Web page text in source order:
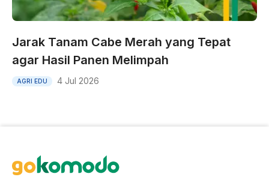
Jarak Tanam Cabe Merah yang Tepat
agar Hasil Panen Melimpah
AGRI EDU 4 Jul 2026